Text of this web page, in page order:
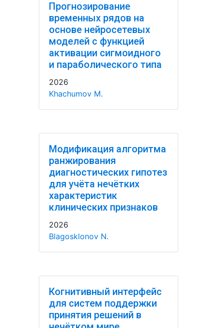
Прогнозирование
временных рядов на
основе нейросетевых
моделей с функцией
активации сигмоидного
и параболического типа
2026
Khachumov M.
Модификация алгоритма
ранжирования
диагностических гипотез
для учёта нечётких
характеристик
клинических признаков
2026
Blagosklonov N.
Когнитивный интерфейс
для систем поддержки
принятия решений в